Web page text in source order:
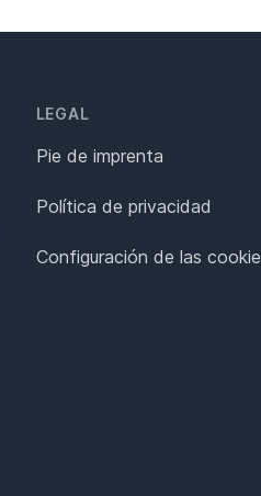
LEGAL
Pie de imprenta
Política de privacidad
Configuración de las